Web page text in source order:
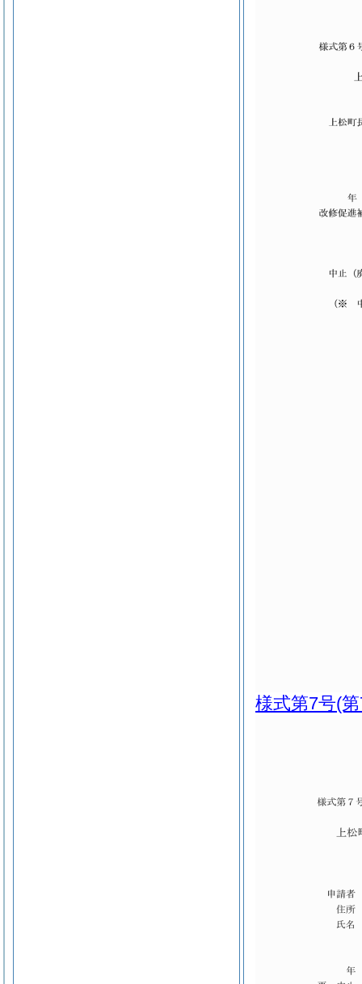
様式第7号(